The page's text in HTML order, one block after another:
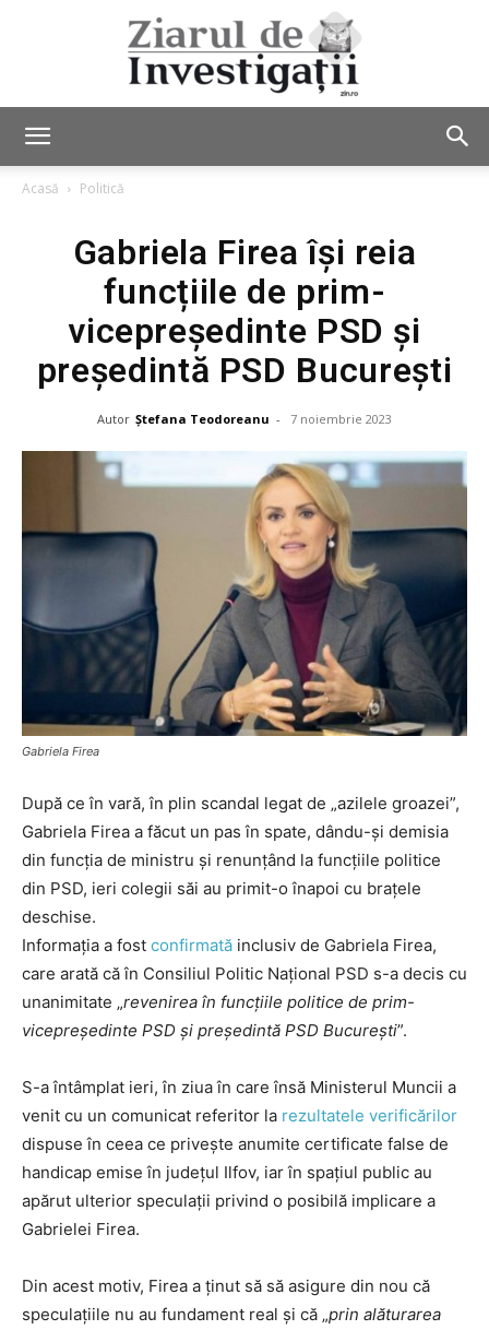
de
Acasă Politică
Gabriela Firea își reia
funcțiile de prim-
vicepreședinte PSD și
președintă PSD București
Autor Ștefana Teodoreanu - 7 noiembrie 2023
Gabriela Firea
După ce în vară, în plin scandal legat de „azilele groazei”,
Gabriela Firea a făcut un pas în spate, dându-și demisia
din funcția de ministru și renunțând la funcțiile politice
din PSD, ieri colegii săi au primit-o înapoi cu brațele
deschise.
Informația a fost confirmată inclusiv de Gabriela Firea,
care arată că în Consiliul Politic Național PSD s-a decis cu
unanimitate „revenirea în funcțiile politice de prim-
vicepreședinte PSD și președintă PSD București”.
S-a întâmplat ieri, în ziua în care însă Ministerul Muncii a
venit cu un comunicat referitor la rezultatele verificărilor
dispuse în ceea ce privește anumite certificate false de
handicap emise în județul Ilfov, iar în spațiul public au
apărut ulterior speculații privind o posibilă implicare a
Gabrielei Firea.
Din acest motiv, Firea a ținut să să asigure din nou că
speculațiile nu au fundament real și că „prin alăturarea